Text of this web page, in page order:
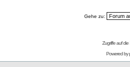
Gehe zu:
Zugriffe auf
Powered by